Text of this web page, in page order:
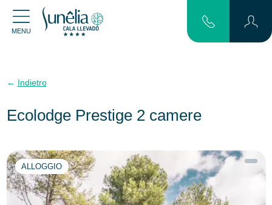
MENU
Indietro
Ecolodge Prestige 2 camere
ALLOGGIO